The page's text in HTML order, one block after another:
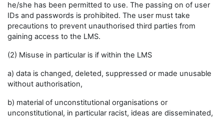
he/she has been permitted to use. The passing on of user
IDs and passwords is prohibited. The user must take
precautions to prevent unauthorised third parties from
gaining access to the LMS.
(2) Misuse in particular is if within the LMS
a) data is changed, deleted, suppressed or made unusable
without authorisation,
b) material of unconstitutional organisations or
unconstitutional, in particular racist, ideas are disseminated,